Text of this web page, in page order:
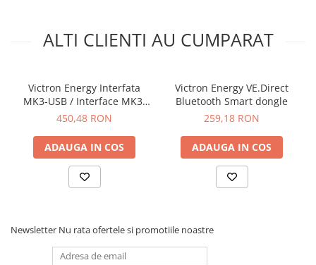
ALTI CLIENTI AU CUMPARAT
Victron Energy Interfata
MK3-USB / Interface MK3-
USB (VE.Bus to USB)
450,48 RON
ADAUGA IN COS
Victron Energy VE.Direct
Bluetooth Smart dongle
259,18 RON
ADAUGA IN COS
Newsletter Nu rata ofertele si promotiile noastre